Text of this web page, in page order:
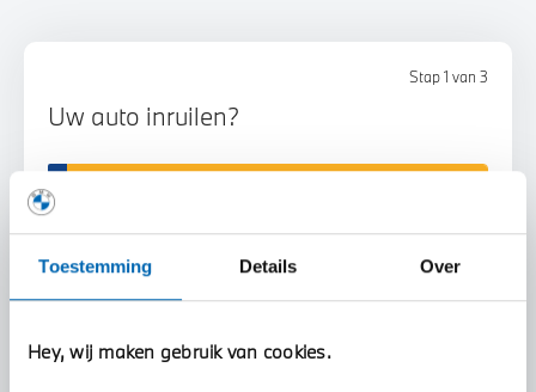
Toestemming Details Over
Hey, wij maken gebruik van cookies.
Stap 1 van 3
Uw auto inruilen?
Voorstel aanvragen